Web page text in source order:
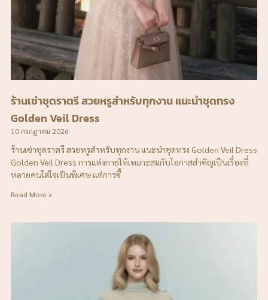
ร้านเช่าชุดราตรี สวยหรูสำหรับทุกงาน แนะนำชุดทรง
Golden Veil Dress
10 กรกฎาคม 2026
ร้านเช่าชุดราตรี สวยหรูสำหรับทุกงาน แนะนำชุดทรง Golden Veil Dress
Golden Veil Dress การแต่งกายให้เหมาะสมกับโอกาสสำคัญเป็นเรื่องที่
หลายคนใส่ใจเป็นพิเศษ แต่การซื้
Read More »